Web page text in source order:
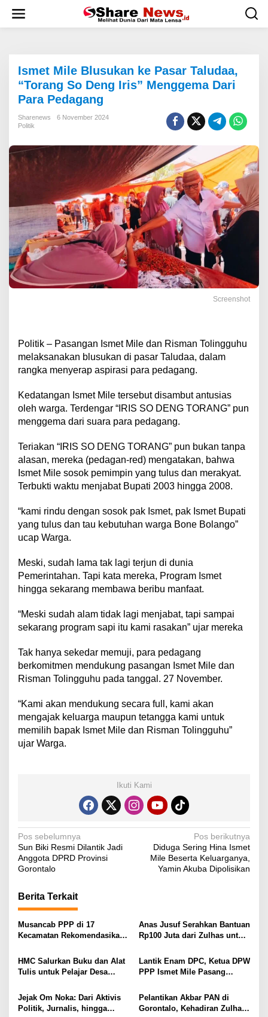
w
Ismet Mile Blusukan ke Pasar Taludaa,
“Torang So Deng Iris” Menggema Dari
Para Pedagang
Sharenews
6 November 2024
Politik
Screenshot
Politik – Pasangan Ismet Mile dan Risman Tolingguhu
melaksanakan blusukan di pasar Taludaa, dalam
rangka menyerap aspirasi para pedagang.
Kedatangan Ismet Mile tersebut disambut antusias
oleh warga. Terdengar “IRIS SO DENG TORANG” pun
menggema dari suara para pedagang.
Teriakan “IRIS SO DENG TORANG” pun bukan tanpa
alasan, mereka (pedagan-red) mengatakan, bahwa
Ismet Mile sosok pemimpin yang tulus dan merakyat.
Terbukti waktu menjabat Bupati 2003 hingga 2008.
“kami rindu dengan sosok pak Ismet, pak Ismet Bupati
yang tulus dan tau kebutuhan warga Bone Bolango”
ucap Warga.
Meski, sudah lama tak lagi terjun di dunia
Pemerintahan. Tapi kata mereka, Program Ismet
hingga sekarang membawa beribu manfaat.
“Meski sudah alam tidak lagi menjabat, tapi sampai
sekarang program sapi itu kami rasakan” ujar mereka
Tak hanya sekedar memuji, para pedagang
berkomitmen mendukung pasangan Ismet Mile dan
Risman Tolingguhu pada tanggal. 27 November.
“Kami akan mendukung secara full, kami akan
mengajak keluarga maupun tetangga kami untuk
memilih bapak Ismet Mile dan Risman Tolingguhu”
ujar Warga.
Ikuti Kami
N
a
v
i
g
a
s
i
p
o
s
Pos sebelumnya
Sun Biki Resmi Dilantik Jadi
Anggota DPRD Provinsi
Gorontalo
Pos berikutnya
Diduga Sering Hina Ismet
Mile Beserta Keluarganya,
Yamin Akuba Dipolisikan
Berita Terkait
Musancab PPP di 17
Kecamatan Rekomendasikan
Bolango 2031–2035
Anas Jusuf Serahkan Bantuan
Rp100 Juta dari Zulhas untuk
Tanwir UMGO
HMC Salurkan Buku dan Alat
Tulis untuk Pelajar Desa
Pendidikan Investasi Masa
Depan
Lantik Enam DPC, Ketua DPW
PPP Ismet Mile Pasang
Jejak Om Noka: Dari Aktivis
Politik, Jurnalis, hingga
Pelantikan Akbar PAN di
Gorontalo, Kehadiran Zulhas